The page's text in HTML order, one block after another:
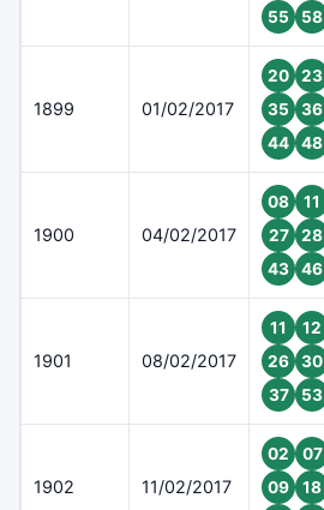
55
58
1899 01/02/2017
20
23
35
36
44
48
1900 04/02/2017
08
11
27
28
43
46
1901 08/02/2017
11
12
26
30
37
53
1902 11/02/2017
02
07
09
18